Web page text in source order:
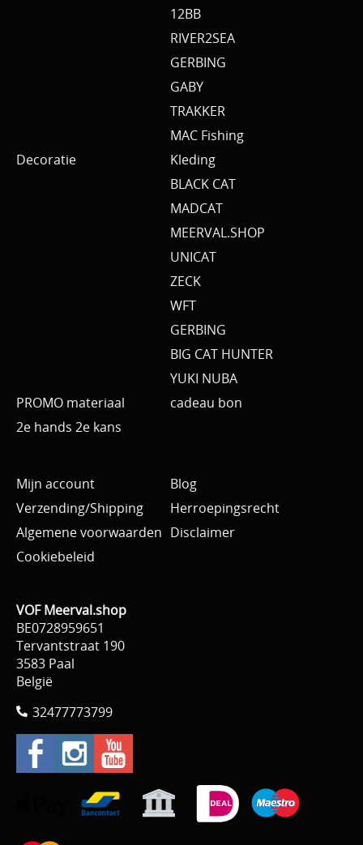
12BB
RIVER2SEA
GERBING
GABY
TRAKKER
MAC Fishing
Decoratie
Kleding
BLACK CAT
MADCAT
MEERVAL.SHOP
UNICAT
ZECK
WFT
GERBING
BIG CAT HUNTER
YUKI NUBA
PROMO materiaal
cadeau bon
2e hands 2e kans
Mijn account
Blog
Verzending/Shipping
Herroepingsrecht
Algemene voorwaarden Disclaimer
Cookiebeleid
VOF Meerval.shop
BE0728959651
Tervantstraat 190
3583 Paal
België
32477773799